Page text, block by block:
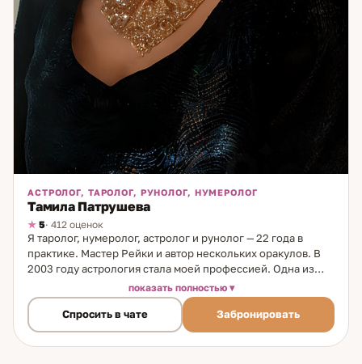
АСТРОЛОГ, ТАРОЛОГ, РУНОЛОГ, НУМЕРОЛОГ
Тамила Патрушева
5· 412 оценок
Я таролог, нумеролог, астролог и рунолог — 22 года в
практике. Мастер Рейки и автор нескольких оракулов. В
2003 году астрология стала моей профессией. Одна из
моих ключевых специализаций — именология. Я
расшифровываю «гороскоп имени»: через имя человека
читается характер, жизненные приоритеты,
предназначение, карьерные возможности и типичные
сценарии в отношениях. Это работает — и это удивляет
показать полностью
Спросить в чате Забронировать